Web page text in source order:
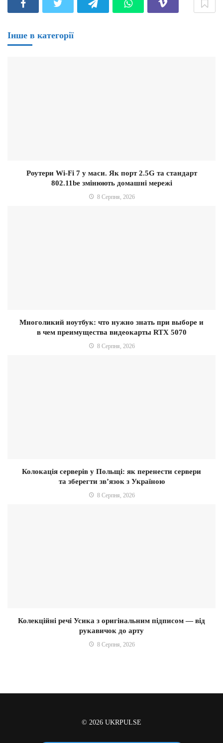
Інше в категорії
Роутери Wi-Fi 7 у маси. Як порт 2.5G та стандарт
802.11be змінюють домашні мережі
8 Серпня, 2026
Многоликий ноутбук: что нужно знать при выборе и
в чем преимущества видеокарты RTX 5070
8 Серпня, 2026
Колокація серверів у Польщі: як перенести сервери
та зберегти зв’язок з Україною
8 Серпня, 2026
Колекційні речі Усика з оригінальним підписом — від
рукавичок до арту
8 Серпня, 2026
© 2026 UKRPULSE